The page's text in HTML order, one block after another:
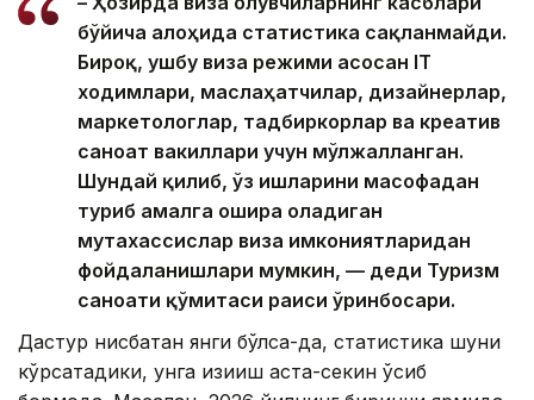
бўйича алоҳида статистика сақланмайди.
Бироқ, ушбу виза режими асосан IТ
ходимлари, маслаҳатчилар, дизайнерлар,
маркетологлар, тадбиркорлар ва креатив
саноат вакиллари учун мўлжалланган.
Шундай қилиб, ўз ишларини масофадан
туриб амалга ошира оладиган
мутахассислар виза имкониятларидан
фойдаланишлари мумкин, — деди Туризм
саноати қўмитаси раиси ўринбосари.
Дастур нисбатан янги бўлса-да, статистика шуни
кўрсатадики, унга қизиқиш аста-секин ўсиб